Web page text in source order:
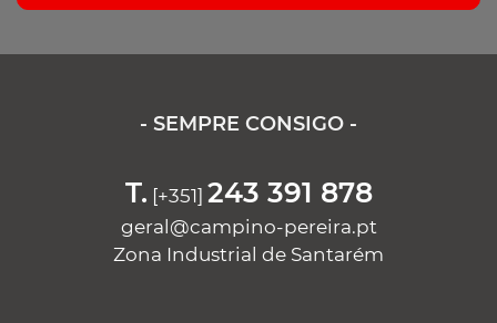
- SEMPRE CONSIGO -
T. [+351] 243 391 878
geral@campino-pereira.pt
Zona Industrial de Santarém